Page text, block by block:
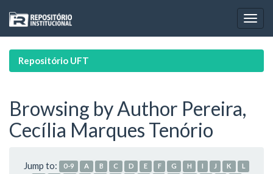
navigation
Repositório UFT
Browsing by Author Pereira,
Cecília Marques Tenório
Jump to: 0-9 A B C D E F G H I J K
L